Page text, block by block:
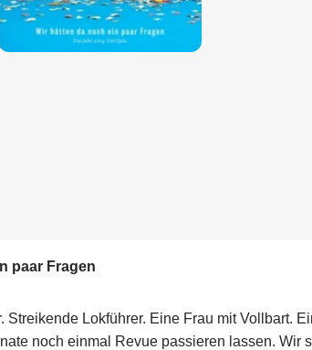
paar Fragen
Streikende Lokführer. Eine Frau mit Vollbart.
noch einmal Revue passieren lassen.